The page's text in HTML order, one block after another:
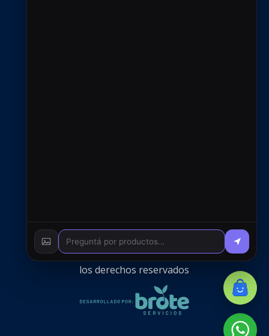
© 2026 RFC S.A. - Todos
los derechos reservados